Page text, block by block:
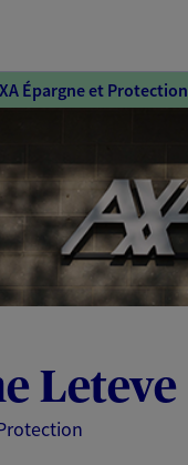
Accéder
au
Accéder
au
pied
de
page
Épargne et Protection
Leteve